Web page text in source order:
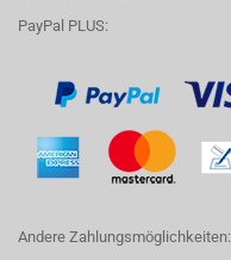
PayPal PLUS:
Andere Zahlungsmöglichkeiten: